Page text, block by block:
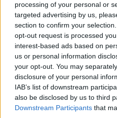
processing of your personal or
targeted advertising by us,
section to confirm your
opt-out request is processed
interest-based ads based on
us or personal information
your opt-out. You may
disclosure of your personal
IAB’s list of downstream
also be disclosed by us to third
Downstream Participants that
2,6% στην ομάδα
κυρίως των τιμών σε:
και πρωτοβάθμιας
δίδακτρα
6,8% στην ομάδα
Εστιατόρια, λόγω
σε: εστιατόρια-